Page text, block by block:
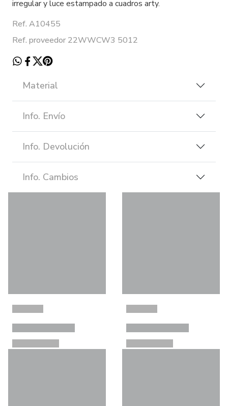
irregular y luce estampado a cuadros arty.
Ref. A10455
Ref. proveedor 22WWCW3 5012
Material
Info. Envío
Info. Devolución
Info. Cambios